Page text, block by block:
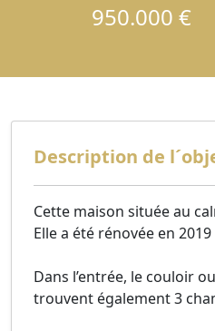
950.000 €
Description de
Cette maison située au
Elle a été rénovée en
Dans l’entrée, le couloir
trouvent également 3